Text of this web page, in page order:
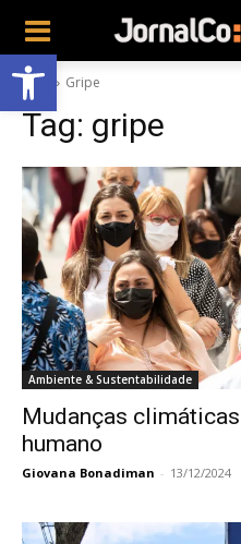
Abrir a barra de ferramentas
Tags Gripe
Tag: gripe
Ambiente & Sustentabilidade
Mudanças
humano
Giovana Bonadiman - 13/12/2024